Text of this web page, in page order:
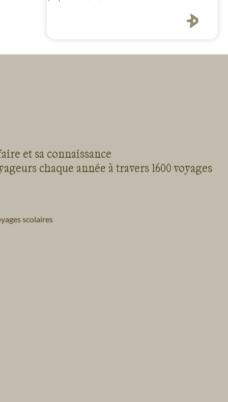
et sa connaissance
chaque année à travers 1600 voyages
scolaires